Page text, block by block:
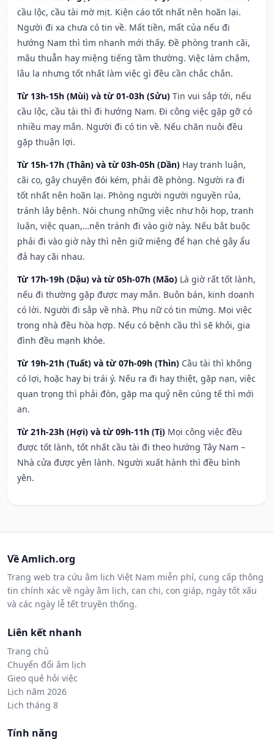
cầu lộc, cầu tài mờ mịt. Kiện cáo tốt nhất nên hoãn lại.
Người đi xa chưa có tin về. Mất tiền, mất của nếu đi
hướng Nam thì tìm nhanh mới thấy. Đề phòng tranh cãi,
mâu thuẫn hay miệng tiếng tầm thường. Việc làm chậm,
lâu la nhưng tốt nhất làm việc gì đều cần chắc chắn.
Từ 13h-15h (Mùi) và từ 01-03h (Sửu) Tin vui sắp tới, nếu
cầu lộc, cầu tài thì đi hướng Nam. Đi công việc gặp gỡ có
nhiều may mắn. Người đi có tin về. Nếu chăn nuôi đều
gặp thuận lợi.
Từ 15h-17h (Thân) và từ 03h-05h (Dần) Hay tranh luận,
cãi cọ, gây chuyện đói kém, phải đề phòng. Người ra đi
tốt nhất nên hoãn lại. Phòng người người nguyền rủa,
tránh lây bệnh. Nói chung những việc như hội họp, tranh
luận, việc quan,…nên tránh đi vào giờ này. Nếu bắt buộc
phải đi vào giờ này thì nên giữ miệng để hạn ché gây ẩu
đả hay cãi nhau.
Từ 17h-19h (Dậu) và từ 05h-07h (Mão) Là giờ rất tốt lành,
nếu đi thường gặp được may mắn. Buôn bán, kinh doanh
có lời. Người đi sắp về nhà. Phụ nữ có tin mừng. Mọi việc
trong nhà đều hòa hợp. Nếu có bệnh cầu thì sẽ khỏi, gia
đình đều mạnh khỏe.
Từ 19h-21h (Tuất) và từ 07h-09h (Thìn) Cầu tài thì không
có lợi, hoặc hay bị trái ý. Nếu ra đi hay thiệt, gặp nạn, việc
quan trọng thì phải đòn, gặp ma quỷ nên cúng tế thì mới
an.
Từ 21h-23h (Hợi) và từ 09h-11h (Tị) Mọi công việc đều
được tốt lành, tốt nhất cầu tài đi theo hướng Tây Nam –
Nhà cửa được yên lành. Người xuất hành thì đều bình
yên.
Về Amlich.org
Trang web tra cứu âm lịch Việt Nam miễn phí, cung cấp thông
tin chính xác về ngày âm lịch, can chi, con giáp, ngày tốt xấu
và các ngày lễ tết truyền thống.
Liên kết nhanh
Trang chủ
Chuyển đổi âm lịch
Gieo quẻ hỏi việc
Lịch năm 2026
Lịch tháng 8
Tính năng